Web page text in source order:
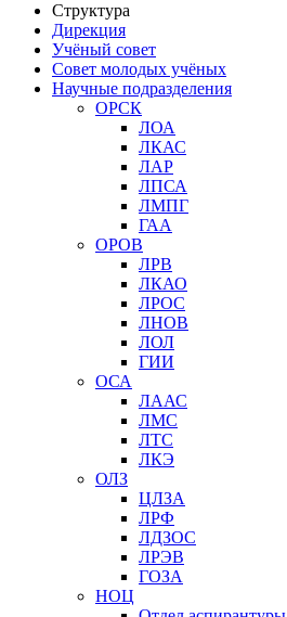
Структура
Дирекция
Учёный совет
Совет молодых учёных
Научные подразделения
ОРСК
ЛОА
ЛКАС
ЛАР
ЛПСА
ЛМПГ
ГАА
ОРОВ
ЛРВ
ЛКАО
ЛРОС
ЛНОВ
ЛОЛ
ГИИ
ОСА
ЛААС
ЛМС
ЛТС
ЛКЭ
ОЛЗ
ЦЛЗА
ЛРФ
ЛДЗОС
ЛРЭВ
ГОЗА
НОЦ